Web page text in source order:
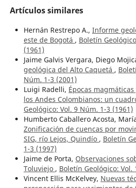
Artículos similares
Hernán Restrepo A., Informe
este de Bogotá , Boletín
(1961)
Jaime Galvis Vergara, Diego
geológica del Alto Caquetá ,
Núm. 1-3 (2001)
Luigi Radelli, Épocas
los Andes Colombianos: un
Geológico: Vol. 9 Núm. 1-3 (1961)
Humberto Caballero Acosta,
Zonificación de cuencas por
SIG, río Lejos, Quindío , Boletín
1-3 (1997)
Jaime de Porta, Observaciones
Toluviejo , Boletín Geológico: Vol.
Vincent Ellis McKelvey, Nuevas